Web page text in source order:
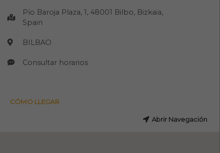
Pío Baroja Plaza, 1, 48001 Bilbo, Bizkaia,
Spain
BILBAO
Consultar horarios
CÓMO LLEGAR
Abrir Navegación